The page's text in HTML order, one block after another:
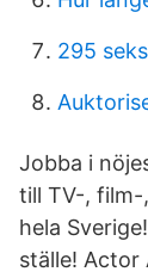
295
Jobba i
till TV-,
hela
ställe! Actor